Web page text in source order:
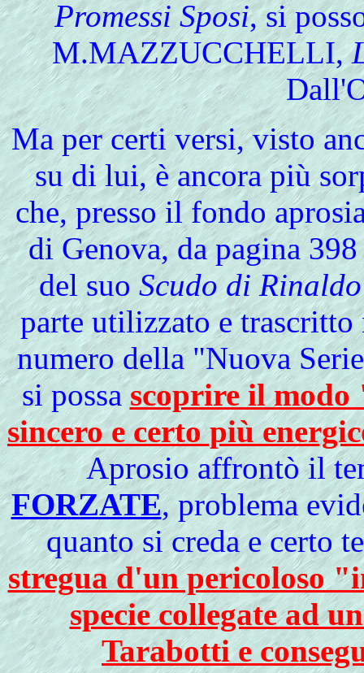
Promessi Sposi, si
M.MAZZUCCHELLI,
Maper certi versi, visto
su di lui, è ancora più
che, presso il fondo
di Genova, da pagina
del suoScudo di Rinaldo
parte utilizzato e
numero della "Nuova
si possascoprire il modo
sincero e certo più
Aprosio affrontò il
FORZATE, problema
quanto si creda e certo
stregua d'un pericoloso
specie collegate ad
Tarabotti e